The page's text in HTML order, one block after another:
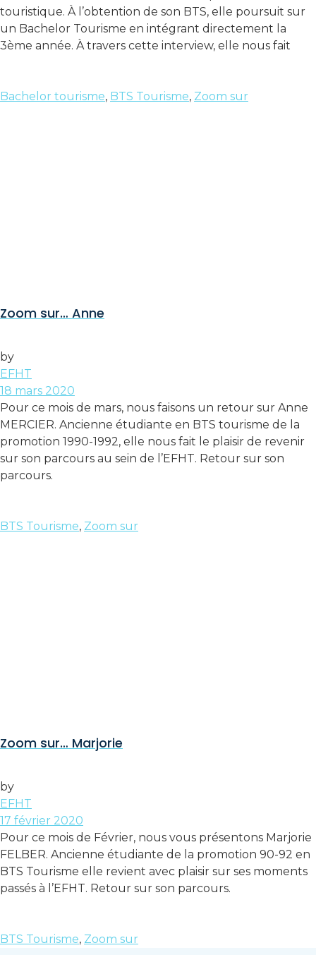
touristique. À l’obtention de son BTS, elle poursuit sur
un Bachelor Tourisme en intégrant directement la
3ème année. À travers cette interview, elle nous fait
Bachelor tourisme, BTS Tourisme, Zoom sur
Zoom sur… Anne
by
EFHT
18 mars 2020
Pour ce mois de mars, nous faisons un retour sur Anne
MERCIER. Ancienne étudiante en BTS tourisme de la
promotion 1990-1992, elle nous fait le plaisir de revenir
sur son parcours au sein de l’EFHT. Retour sur son
parcours.
BTS Tourisme, Zoom sur
Zoom sur… Marjorie
by
EFHT
17 février 2020
Pour ce mois de Février, nous vous présentons Marjorie
FELBER. Ancienne étudiante de la promotion 90-92 en
BTS Tourisme elle revient avec plaisir sur ses moments
passés à l’EFHT. Retour sur son parcours.
BTS Tourisme, Zoom sur